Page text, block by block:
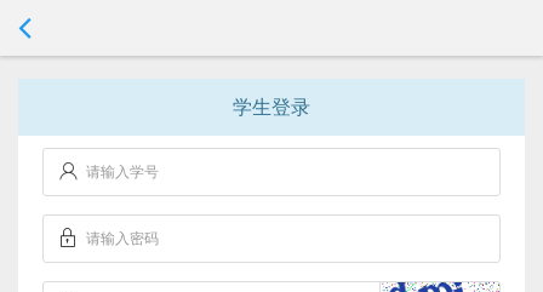
学生登录